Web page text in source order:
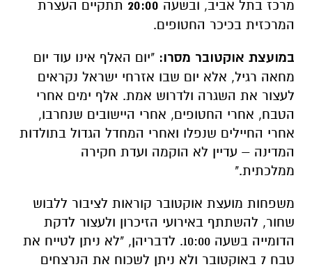
מרכז בתל אביב, ובשעה 20:00 תתקיים העצרת
המרכזית בכיכר החטופים.
במועצת אוקטובר מסרו: "יום האלף אינו עוד יום
מחאה רגיל, אלא יום שבו אזרחי ישראל נקראים
לעצור את השגרה ולדרוש אמת. אלף ימים אחרי
הטבח, אחרי החטופים, אחרי היישובים שנחרבו,
אחרי החיילים שנפלו ואחרי המחדל הגדול בתולדות
המדינה – עדיין לא הוקמה ועדת חקירה
ממלכתית."
משפחות מועצת אוקטובר קוראות לציבור ללבוש
שחור, להשתתף באירועי הזיכרון ולעצור לדקת
הדומייה בשעה 10:00. לדבריהן, "לא ניתן לטייח את
טבח 7 באוקטובר ולא ניתן לשכוח את הנרצחים